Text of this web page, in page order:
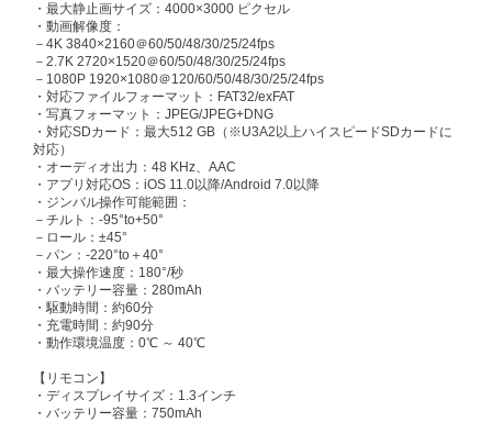
・最大静止画サイズ：4000×3000 ピクセル
・動画解像度：
－4K 3840×2160＠60/50/48/30/25/24fps
－2.7K 2720×1520＠60/50/48/30/25/24fps
－1080P 1920×1080＠120/60/50/48/30/25/24fps
・対応ファイルフォーマット：FAT32/exFAT
・写真フォーマット：JPEG/JPEG+DNG
・対応SDカード：最大512 GB（※U3A2以上ハイスピードSDカードに
対応）
・オーディオ出力：48 KHz、AAC
・アプリ対応OS：iOS 11.0以降/Android 7.0以降
・ジンバル操作可能範囲：
－チルト：-95°to+50°
－ロール：±45°
－パン：-220°to＋40°
・最大操作速度：180°/秒
・バッテリー容量：280mAh
・駆動時間：約60分
・充電時間：約90分
・動作環境温度：0℃ ～ 40℃
【リモコン】
・ディスプレイサイズ：1.3インチ
・バッテリー容量：750mAh